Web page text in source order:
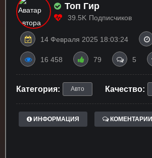
Топ Гир
39.5K Подписчиков
14 Февраля 2025 18:03:24
16 458 79 5
Категория: Авто Качество:
ИНФОРМАЦИЯ КОМЕНТАРИИ